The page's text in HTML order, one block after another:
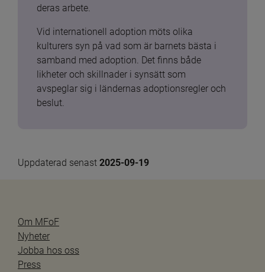
deras arbete.
Vid internationell adoption möts olika
kulturers syn på vad som är barnets bästa i
samband med adoption. Det finns både
likheter och skillnader i synsätt som
avspeglar sig i ländernas adoptionsregler och
beslut.
Uppdaterad senast 2025-09-19
Om MFoF
Nyheter
Jobba hos oss
Press